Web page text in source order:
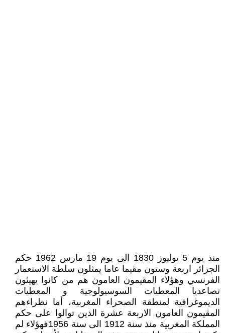
منذ يوم 5 يوليوز 1830 الى يوم 19 مارس 1962 حكم
الجزائر اربعة وستون مقيما عاما يمثلون سلطة الاستعمار
الفرنسي وهؤلاء المقيمون العامون هم من كانوا يهيئون
تصاعديا المعطيات السوسيولوجية و المعطيات
الديموغرافية لمنطقة الصحراء المغربية، أما نظراءهم
المقيمون العامون الاربعة عشرة الذين توالوا على حكم
المملكة المغربية منذ سنة 1912 الى سنة 1956فهؤلاء لم